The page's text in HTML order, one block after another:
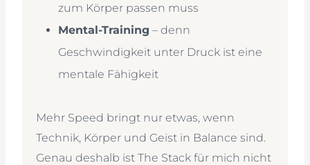
zum Körper passen muss
Mental-Training – denn
Geschwindigkeit unter Druck ist eine
mentale Fähigkeit
Mehr Speed bringt nur etwas, wenn
Technik, Körper und Geist in Balance sind.
Genau deshalb ist The Stack für mich nicht